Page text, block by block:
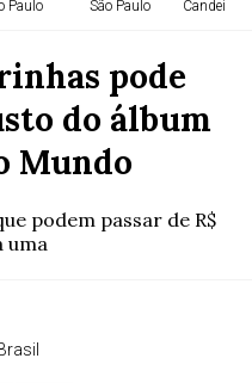
Paulo São Paulo Candeias
pode
do álbum
Mundo
podem passar de R$
uma